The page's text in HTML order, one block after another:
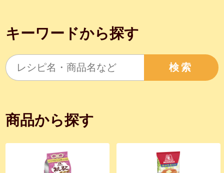
キーワードから探す
検索
商品から探す